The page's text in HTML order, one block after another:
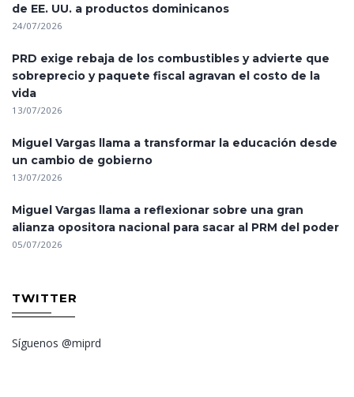
de EE. UU. a productos dominicanos
24/07/2026
PRD exige rebaja de los combustibles y advierte que
sobreprecio y paquete fiscal agravan el costo de la
vida
13/07/2026
Miguel Vargas llama a transformar la educación desde
un cambio de gobierno
13/07/2026
Miguel Vargas llama a reflexionar sobre una gran
alianza opositora nacional para sacar al PRM del poder
05/07/2026
TWITTER
Síguenos @miprd